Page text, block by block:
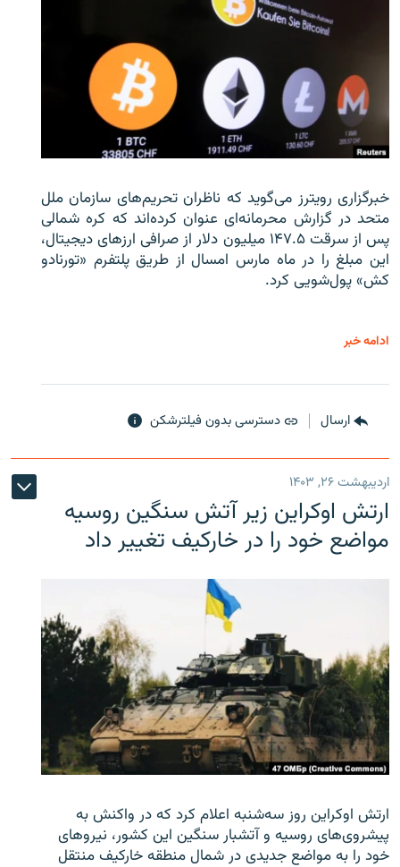
خبرگزاری رویترز می‌گوید که ناظران تحریم‌های سازمان ملل
متحد در گزارش محرمانه‌ای عنوان کرده‌اند که کره شمالی
پس از سرقت ۱۴۷.۵ میلیون دلار از صرافی ارزهای دیجیتال،
این مبلغ را در ماه مارس امسال از طریق پلتفرم «تورنادو
کش» پول‌شویی کرد.
ادامه خبر
ارسال دسترسی بدون فیلترشکن
اردیبهشت ۲۶, ۱۴۰۳
ارتش اوکراین زیر آتش سنگین روسیه
مواضع خود را در خارکیف تغییر داد
ارتش اوکراین روز سه‌شنبه اعلام کرد که در واکنش به
پیشروی‌های روسیه و آتشبار سنگین این کشور، نیروهای
خود را به مواضع جدیدی در شمال منطقه خارکیف منتقل